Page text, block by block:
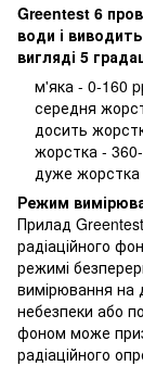
Greentest 6
води і
вигляді 5
м'яка - 0-160
середня
досить
жорстка -
дуже жорстка
Режим
Прилад
радіаційного
режимі
вимірювання на
небезпеки або
фоном може
радіаційного